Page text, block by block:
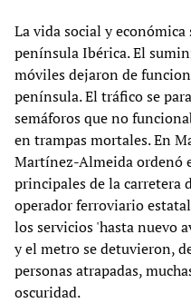
La vida social y
península Ibérica. El
móviles dejaron de
península. El tráfico se
semáforos que no
en trampas mortales. En
Martínez-Almeida ordenó
principales de la carretera
operador ferroviario
los servicios 'hasta nuevo
y el metro se detuvieron,
personas atrapadas,
oscuridad.